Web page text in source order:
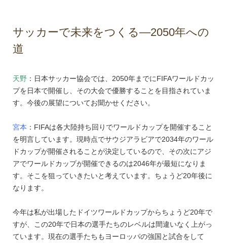
サッカーで未来をつくる―2050年への
道
天野 ：日本サッカー協会では、2050年までにFIFAワールドカッ
プを日本で開催し、その大会で優勝することを目指されていま
す。今後の展望についてお聞かせください。
宮本 ：FIFAは各大陸持ち回りでワールドカップを開催すること
を明言しています。現時点でサウジアラビアで2034年のワール
ドカップが開催されることが決定しているので、その次にアジ
アでワールドカップが開催できるのは2046年が最短になりま
す。そこを狙っていきたいと考えています。ちょうど20年後に
なります。
今年は私が出場したドイツワールドカップからちょうど20年で
すが、この20年で日本の選手たちのレベルは間違いなく上がっ
ています。現在の選手たちもヨーロッパの強国と試合をして